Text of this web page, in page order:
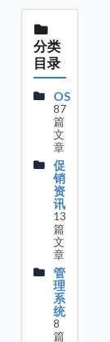
分类
目录
OS
87
篇
文
章
促
销
资
讯
13
篇
文
章
管
理
系
统
8
篇